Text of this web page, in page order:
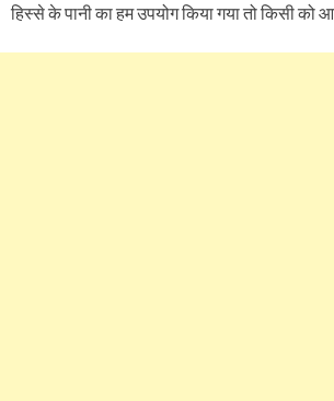
हिस्से के पानी का हम उपयोग किया गया तो किसी को